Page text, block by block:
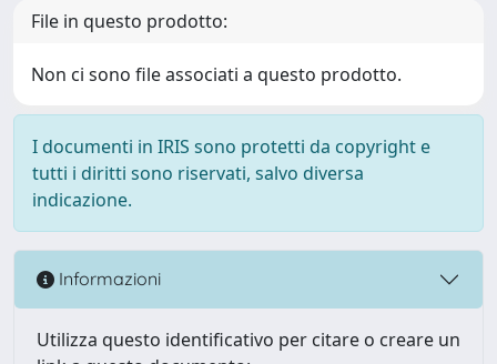
File in questo prodotto:
Non ci sono file associati a questo prodotto.
I documenti in IRIS sono protetti da copyright e
tutti i diritti sono riservati, salvo diversa
indicazione.
Informazioni
Utilizza questo identificativo per citare o creare un